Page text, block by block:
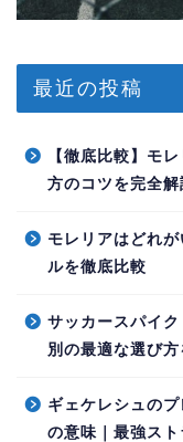
最近の投稿
【徹底比較】モ
方のコツを完全解
モレリアはどれ
ルを徹底比較
サッカースパイ
別の最適な選び
ギェケレシュの
の意味｜最強ス